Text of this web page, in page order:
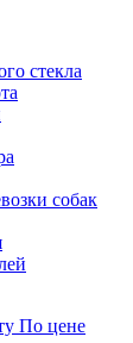
стекла
собак
По цене